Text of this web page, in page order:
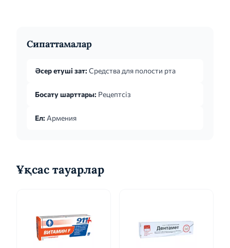
Сипаттамалар
Әсер етуші зат: Средства для полости рта
Босату шарттары: Рецептсіз
Ел: Армения
Ұқсас тауарлар